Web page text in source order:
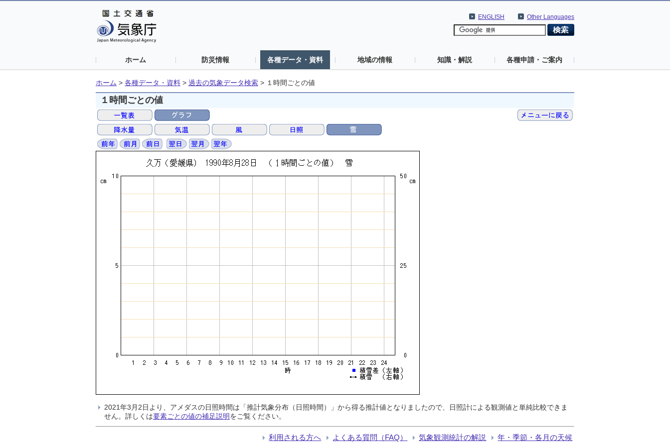
Other Languages
ENGLISH
ホーム 防災情報 各種データ・資料 地域の情報 知識・解説 各種申請・ご案内
ホーム > 各種データ・資料 > 過去の気象データ検索 > １時間ごとの値
１時間ごとの値
2021年3月2日より、アメダスの日照時間は「推計気象分布（日照時間）」から得る推計値となりましたので、日照計による観測値と単純比較できま
せん。詳しくは要素ごとの値の補足説明をご覧ください。
利用される方へ よくある質問（FAQ） 気象観測統計の解説 年・季節・各月の天候